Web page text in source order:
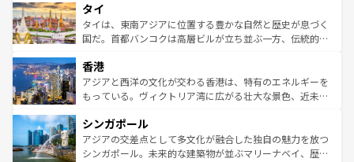
リティに包まれながら、韓国の多彩な魅力を心ゆくまで味
わってみてほしい。 なお、新着の韓国情報はコンテンツ一
覧を参照してほしい。
急速な発展と共に伝統が息づく。ハノイの古い町並みやホ
ーチミン市のフランス統治時代の建物も、独特の雰囲気を
醸し出している。また、バラエティの豊かさとおいしさで
とつ。フォーやバインミー、ベトナムコーヒーなどは、ぜ
ひ現地で味わいたい。どの地域を訪れてもあたたかい人々
が旅行者を迎えてくれるので、きっと忘れられない旅にな
参照してほしい。
タイ
タイは、東南アジアに位置する豊かな自然と歴史が息づく
国だ。首都バンコクは高層ビルが立ち並ぶ一方、伝統的な
の活気が交差している。北部ではチェンマイなどの山岳地
帯で自然と触れ合い、南部ではプーケットやクラビの美し
いビーチでリゾート気分を楽しむことができる。タイ料理
激する。気候は一年中温暖で、どの季節にも異なる楽しみ
が待っている。親しみやすいタイの人々、仏教を中心とし
た文化、そして多様な観光資源が、訪れる旅人を魅了し続
香港
アジアと西洋の文化が交わる香港は、特有のエネルギーを
もっている。ヴィクトリア湾に広がる壮大な景色、近未来
み、どこを訪れても感動するはず。観光スポットが密集し
ており、効率よく見どころを回れるのも魅力。息をのむよ
うな絶景から文化的な体験まで、香港を存分に楽しみ尽く
シンガポール
アジアの交差点として多文化が融合した独自の魅力を放つ
シンガポール。未来的な建築物が並ぶマリーナベイ、歴史